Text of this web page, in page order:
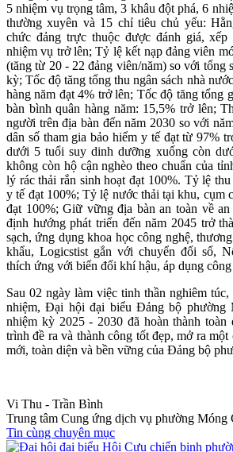
5 nhiệm vụ trọng tâm, 3 khâu đột phá, 6
thường xuyên và 15 chỉ tiêu chủ yếu:
chức đảng trực thuộc được đánh giá,
nhiệm vụ trở lên; Tỷ lệ kết nạp đảng viên
(tăng từ 20 - 22 đảng viên/năm) so với tổng
kỳ; Tốc độ tăng tổng thu ngân sách nhà
hàng năm đạt 4% trở lên; Tốc độ tăng tổng
bàn bình quân hàng năm: 15,5% trở lên;
người trên địa bàn đến năm 2030 so với
dân số tham gia bảo hiểm y tế đạt từ 97%
dưới 5 tuổi suy dinh dưỡng xuống còn
không còn hộ cận nghèo theo chuẩn của
lý rác thải rắn sinh hoạt đạt 100%. Tỷ lệ
y tế đạt 100%; Tỷ lệ nước thải tại khu, cụm
đạt 100%; Giữ vững địa bàn an toàn về
định hướng phát triển đến năm 2045 trở
sạch, ứng dụng khoa học công nghệ,
khẩu, Logicstist gắn với chuyển đổi số,
thích ứng với biến đổi khí hậu, áp dụng công
Sau 02 ngày làm việc tinh thần nghiêm
nhiệm, Đại hội đại biểu Đảng bộ phường
nhiệm kỳ 2025 - 2030 đã hoàn thành toàn
trình đề ra và thành công tốt đẹp, mở ra
mới, toàn diện và bền vững của Đảng bộ
Vi Thu - Trần Bình
Trung tâm Cung ứng dịch vụ phường Móng
Tin cùng chuyên mục